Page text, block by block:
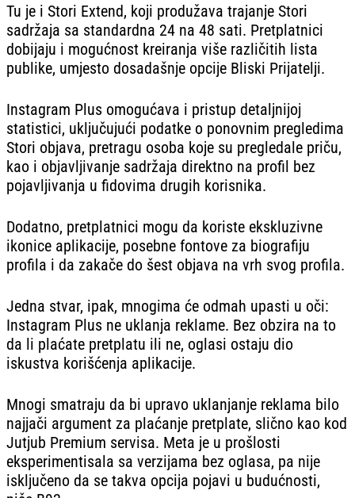
Tu je i Stori Extend, koji produžava trajanje Stori
sadržaja sa standardna 24 na 48 sati. Pretplatnici
dobijaju i mogućnost kreiranja više različitih lista
publike, umjesto dosadašnje opcije Bliski Prijatelji.
Instagram Plus omogućava i pristup detaljnijoj
statistici, uključujući podatke o ponovnim pregledima
Stori objava, pretragu osoba koje su pregledale priču,
kao i objavljivanje sadržaja direktno na profil bez
pojavljivanja u fidovima drugih korisnika.
Dodatno, pretplatnici mogu da koriste ekskluzivne
ikonice aplikacije, posebne fontove za biografiju
profila i da zakače do šest objava na vrh svog profila.
Jedna stvar, ipak, mnogima će odmah upasti u oči:
Instagram Plus ne uklanja reklame. Bez obzira na to
da li plaćate pretplatu ili ne, oglasi ostaju dio
iskustva korišćenja aplikacije.
Mnogi smatraju da bi upravo uklanjanje reklama bilo
najjači argument za plaćanje pretplate, slično kao kod
Jutjub Premium servisa. Meta je u prošlosti
eksperimentisala sa verzijama bez oglasa, pa nije
isključeno da se takva opcija pojavi u budućnosti,